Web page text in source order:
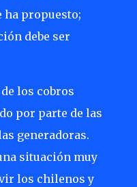
ha propuesto;
debe ser
los cobros
por parte de las
generadoras.
situación muy
los chilenos y